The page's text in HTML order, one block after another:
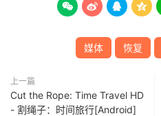
   
媒体 恢复
上一篇
Cut the Rope: Time Travel HD
- 割绳子：时间旅行[Android]